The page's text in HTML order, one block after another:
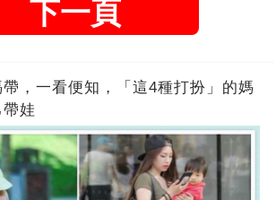
下一頁
，一看便知，「這4種打扮」的媽
娃